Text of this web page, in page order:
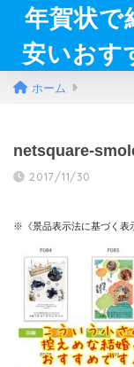
年賀状で
安いおす
ホーム
netsquare-
2017/11/30
※《景品表示法に基づく表